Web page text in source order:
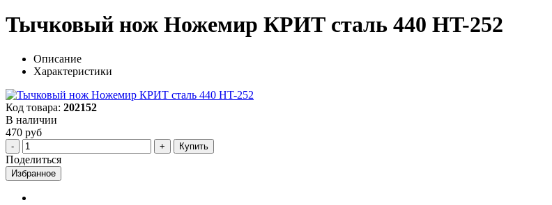
Тычковый нож Ножемир КРИТ сталь 440 HT-252
Описание
Характеристики
Код товара: 202152
В наличии
470 руб
Купить
Поделиться
Избранное